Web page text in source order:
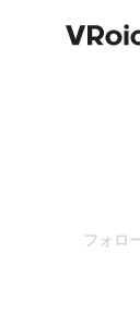
フォロ